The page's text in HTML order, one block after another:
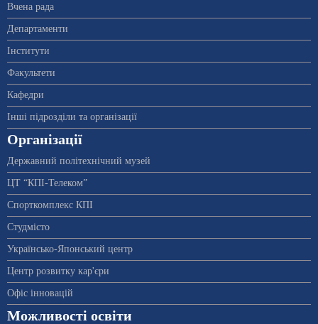
Вчена рада
Департаменти
Інститути
Факультети
Кафедри
Інші підрозділи та організації
Організації
Державний політехнічний музей
ЦТ “КПІ-Телеком”
Спорткомплекс КПІ
Студмісто
Українсько-Японський центр
Центр розвитку кар'єри
Офіс інновацій
Можливості освіти